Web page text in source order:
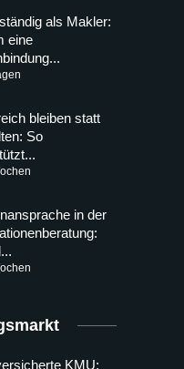
als Makler:
eine
bleiben statt
So
in der
KMU: